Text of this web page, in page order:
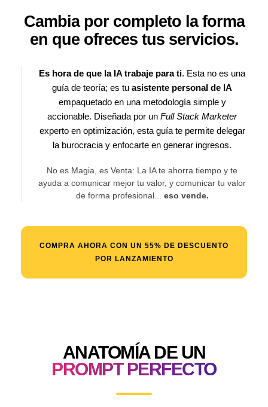
Cambia por completo la forma
en que ofreces tus servicios.
Es hora de que la IA trabaje para ti. Esta no es una
guía de teoría; es tu asistente personal de IA
empaquetado en una metodología simple y
accionable. Diseñada por un Full Stack Marketer
experto en optimización, esta guía te permite delegar
la burocracia y enfocarte en generar ingresos.
No es Magia, es Venta: La IA te ahorra tiempo y te
ayuda a comunicar mejor tu valor, y comunicar tu valor
de forma profesional... eso vende.
COMPRA AHORA CON UN 55% DE DESCUENTO
POR LANZAMIENTO
ANATOMÍA DE UN
PROMPT PERFECTO